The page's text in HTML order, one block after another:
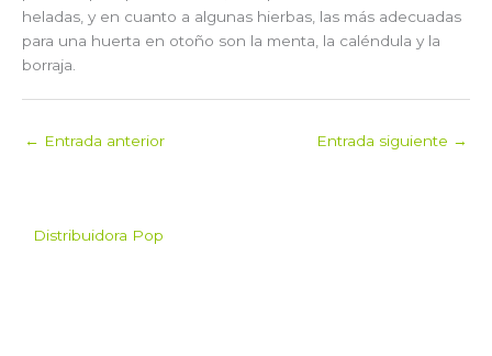
heladas, y en cuanto a algunas hierbas, las más adecuadas
para una huerta en otoño son la menta, la caléndula y la
borraja.
← Entrada anterior Entrada siguiente →
Distribuidora Pop